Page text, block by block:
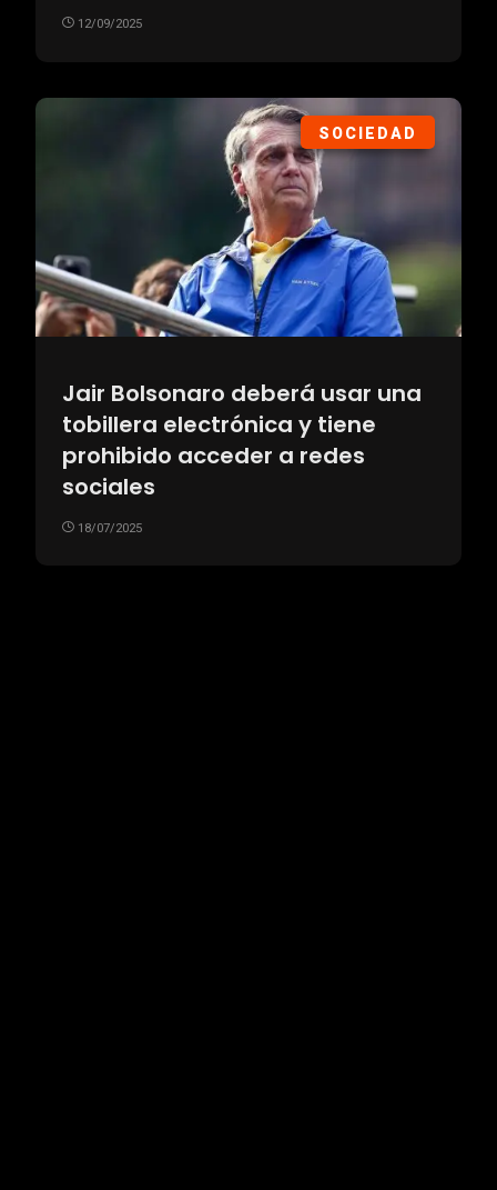
12/09/2025
SOCIEDAD
Jair Bolsonaro deberá usar una
tobillera electrónica y tiene
prohibido acceder a redes
sociales
18/07/2025